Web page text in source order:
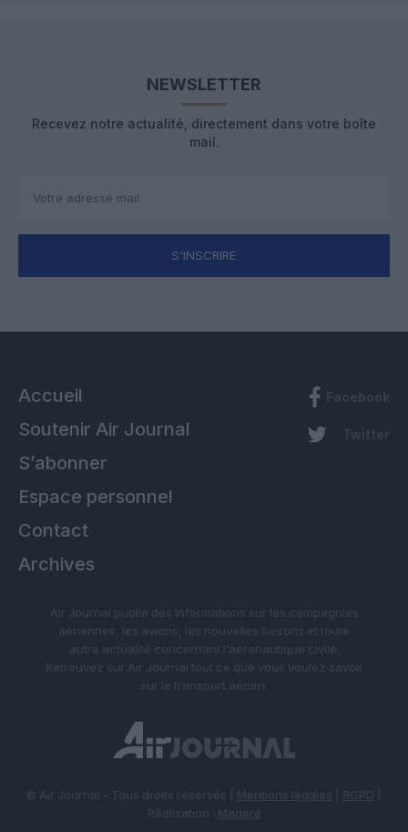
NEWSLETTER
Recevez notre actualité, directement dans votre boîte
mail.
S'INSCRIRE
Accueil
Soutenir Air Journal
S’abonner
Espace personnel
Contact
Archives